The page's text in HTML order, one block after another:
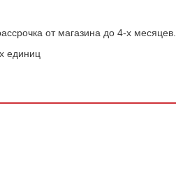
от магазина до 4-х месяцев.
единиц